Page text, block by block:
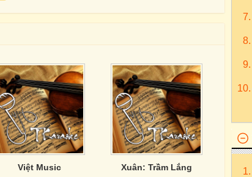
Việt Music Xuân: Trầm Lắng